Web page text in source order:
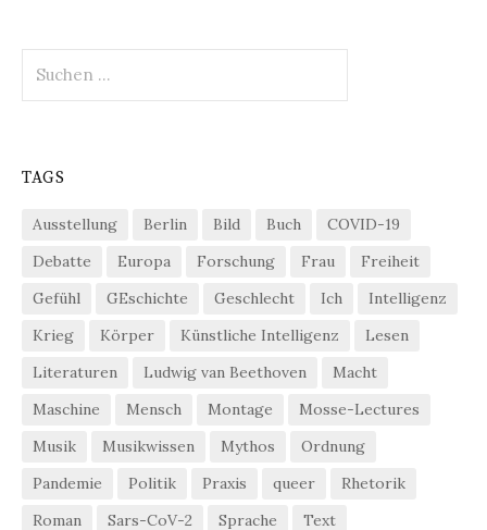
nach:
TAGS
Ausstellung Berlin Bild Buch
COVID-19
Debatte
Europa Forschung Frau
Freiheit
Gefühl
GEschichte Geschlecht Ich
Intelligenz
Krieg
Körper Künstliche Intelligenz
Lesen
Literaturen
Ludwig van Beethoven
Macht
Maschine
Mensch Montage
Mosse-Lectures
Musik
Musikwissen Mythos
Ordnung
Pandemie
Politik Praxis queer
Rhetorik
Roman
Sars-CoV-2 Sprache Text